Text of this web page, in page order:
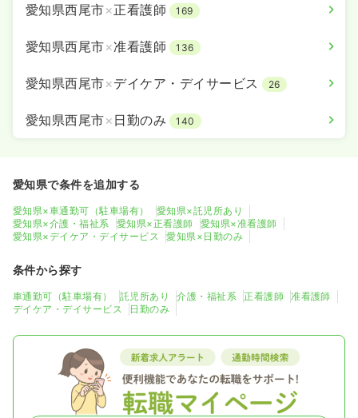
愛知県西尾市×正看護師 169
愛知県西尾市×准看護師 136
愛知県西尾市×デイケア・デイサービス 26
愛知県西尾市× 日勤のみ 140
愛知県で条件を追加する
愛知県×車通勤可（駐車場有）
愛知県×託児所あり
愛知県×介護・福祉系
愛知県×正看護師
愛知県×准看護師
愛知県×デイケア・デイサービス
愛知県×日勤のみ
条件から探す
車通勤可（駐車場有） 託児所あり 介護・福祉系 正看護師
准看護師
デイケア・デイサービス
日勤のみ